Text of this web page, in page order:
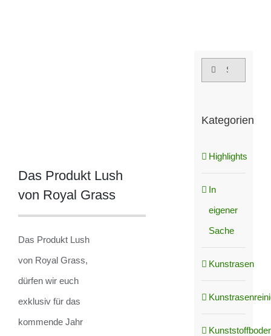
Das Produkt Lush
von Royal Grass
Das Produkt Lush
von Royal Grass,
dürfen wir euch
exklusiv für das
kommende Jahr
Suche
Kategorien
Highlights
In
eigener
Sache
Kunstrasen